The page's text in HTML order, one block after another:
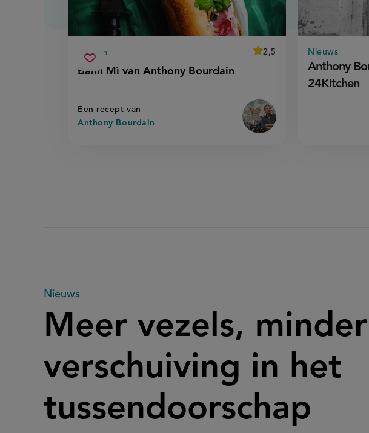
Bánh Mì van Anthony Bourdain
voorbereidingstijd
20 min
average
2,5
Beoordeel
van
bourdain'
Een recept van
Anthony Bourdain
Sla
bánh
mì
van
bourdain
Anthony
24Kitchen
Nieuws
Meer
vezels,
minder
suiker:
Nieuws
Meer vezels,
verschuiving in het
tussendoorschap